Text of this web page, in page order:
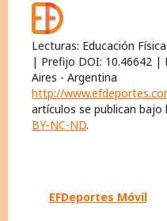
Lecturas: Educación
| Prefijo DOI: 10.46642 |
Aires - Argentina
http://
artículos se publican bajo
BY-NC-ND.
EFDeportes Móvil